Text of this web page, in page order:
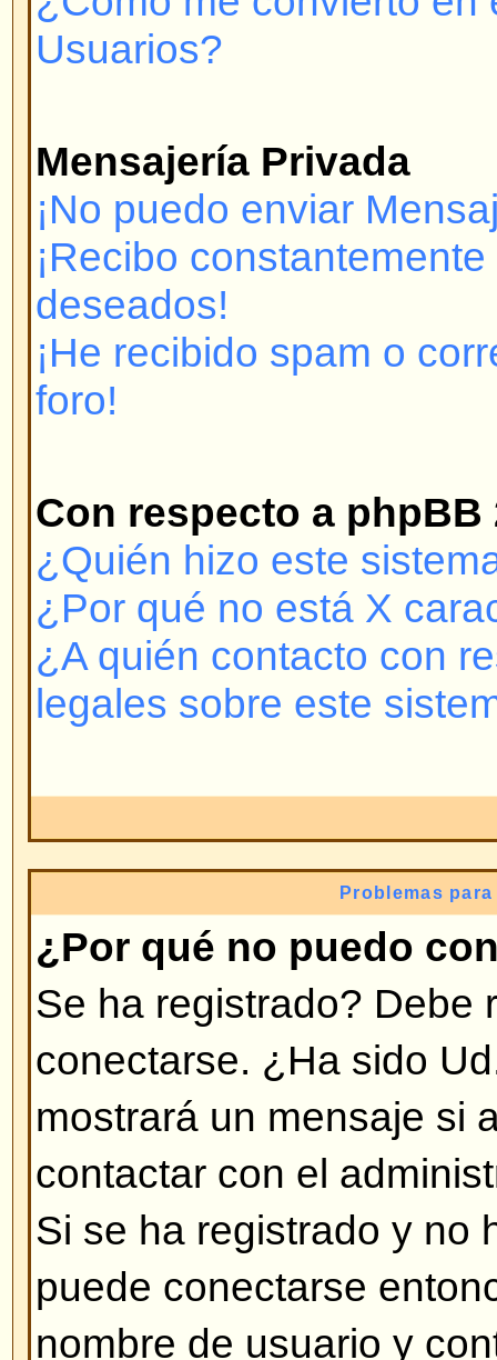
Se ha registrado? Debe
conectarse. ¿Ha sido Ud.
mostrará un mensaje si así es.)
contactar con el administrador
Si se ha registrado y no ha sido
puede conectarse entonces
puede llegar a haber una
foro.
Volver arriba
¿Por qué necesito
No está obligado a hacerlo --
para crear mensajes nuevos o
registrado le da muchas
invitado no difrutaría, como
personalizado (avatar),
subscripción a grupos de
tomará unos segundos y es
hacerlo.
Volver arriba
¿Por qué me desconecta
Si no activa la opción
foro sólo lo mantendrá
tiempo. Esto previene el uso de
personas. Para mantenerse